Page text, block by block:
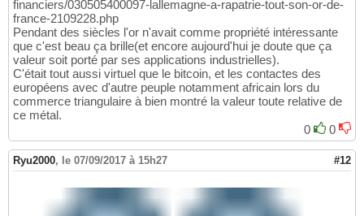
financiers/030505400097-lallemagne-a-rapatrie-tout-son-or-de-
france-2109228.php
Pendant des siècles l'or n'avait comme propriété intéressante
que c'est beau ça brille(et encore aujourd'hui je doute que ça
valeur soit porté par ses applications industrielles).
C'était tout aussi virtuel que le bitcoin, et les contactes des
européens avec d'autre peuple notamment africain lors du
commerce triangulaire à bien montré la valeur toute relative de
ce métal.
0
0
Ryu2000, le 07/09/2017 à 15h27 #12